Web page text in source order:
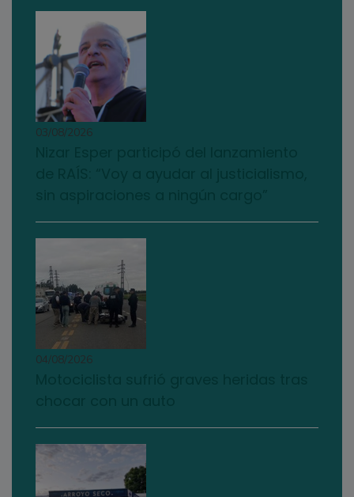
03/08/2026
04/08/2026